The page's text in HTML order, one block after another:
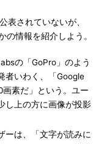
表されていないが、
の情報を紹介しよう。
の「GoPro」のよう
者いわく、「Google
素だ」という。ユー
し上の方に画像が投影
ーは、「文字が読みに